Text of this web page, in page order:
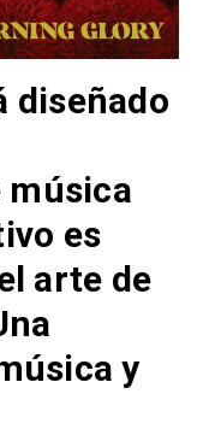
diseñado
música
es
arte de
y